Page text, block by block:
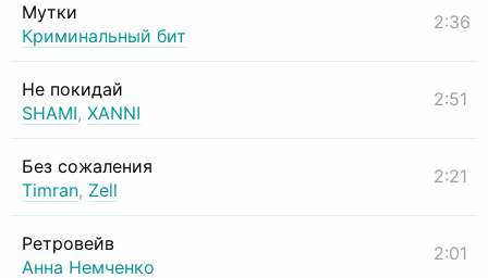
Мутки
Криминальный бит
2:36
Не покидай
SHAMI, XANNI
2:51
Без сожаления
Timran, Zell
2:21
Ретровейв
Анна Немченко
2:01